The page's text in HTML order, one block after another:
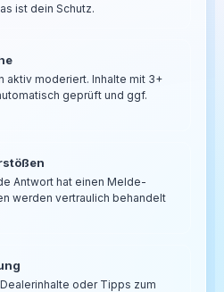
ist dein Schutz.
aktiv moderiert. Inhalte mit 3+
geprüft und ggf.
Antwort hat einen Melde-
werden vertraulich behandelt
oder Tipps zum